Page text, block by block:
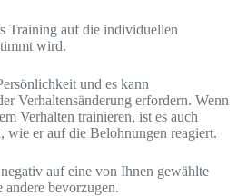
Training auf die individuellen
wird.
und es kann
Verhaltensänderung erfordern. Wenn
Verhalten trainieren, ist es auch
wie er auf die Belohnungen reagiert.
auf eine von Ihnen gewählte
bevorzugen.